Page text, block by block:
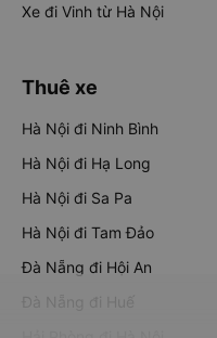
Xe đi Vinh từ Hà Nội
Thuê xe
Hà Nội đi Ninh Bình
Hà Nội đi Hạ Long
Hà Nội đi Sa Pa
Hà Nội đi Tam Đảo
Đà Nẵng đi Hội An
Đà Nẵng đi Huế